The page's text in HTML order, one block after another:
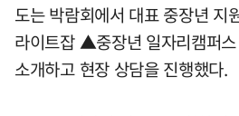
도는 박람회에서 대표 중장년
라이트잡 ▲중장년 일자리캠퍼
소개하고 현장 상담을 진행했다.